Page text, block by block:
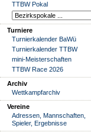
TTBW Pokal
Turniere
Turnierkalender BaWü
Turnierkalender TTBW
mini-Meisterschaften
TTBW Race 2026
Archiv
Wettkampfarchiv
Vereine
Adressen, Mannschaften,
Spieler, Ergebnisse